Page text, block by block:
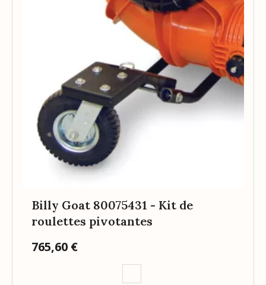
Billy Goat 80075431 - Kit de
roulettes pivotantes
Prix
765,60 €